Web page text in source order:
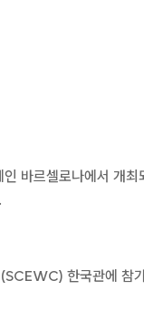
바르셀로나에서 개
한국관에 참